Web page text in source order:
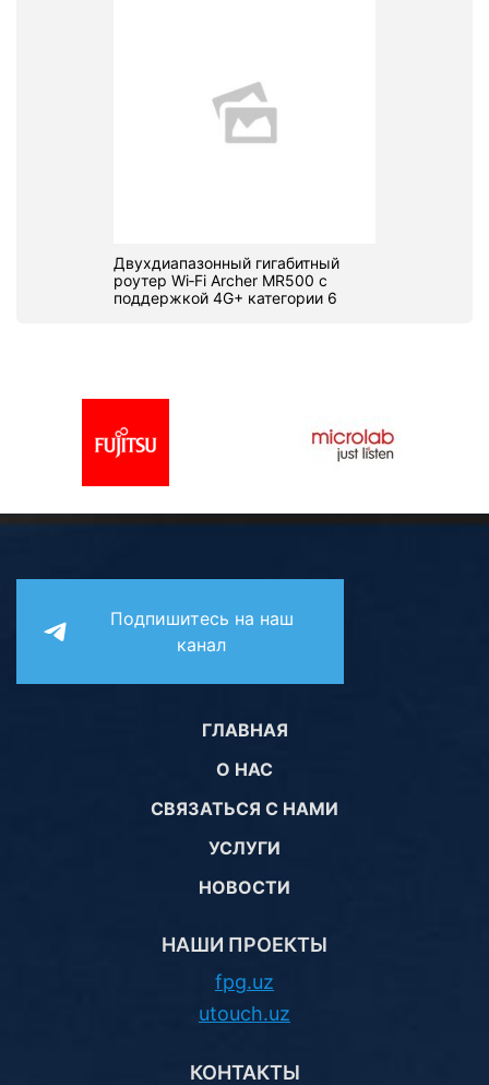
Двухдиапазонный гигабитный
роутер Wi‑Fi Archer MR500 с
поддержкой 4G+ категории 6
Подпишитесь на наш
канал
ГЛАВНАЯ
О НАС
СВЯЗАТЬСЯ С НАМИ
УСЛУГИ
НОВОСТИ
НАШИ ПРОЕКТЫ
fpg.uz
utouch.uz
КОНТАКТЫ